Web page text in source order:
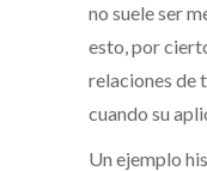
no suele ser
esto, por
relaciones de
cuando su
Un ejemplo